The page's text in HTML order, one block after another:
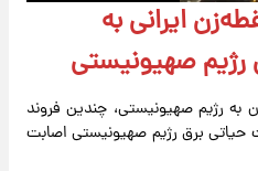
ایرانی به
صهیونیستی
رژیم صهیونیستی، چندین فروند
برق رژیم صهیونیستی اصابت